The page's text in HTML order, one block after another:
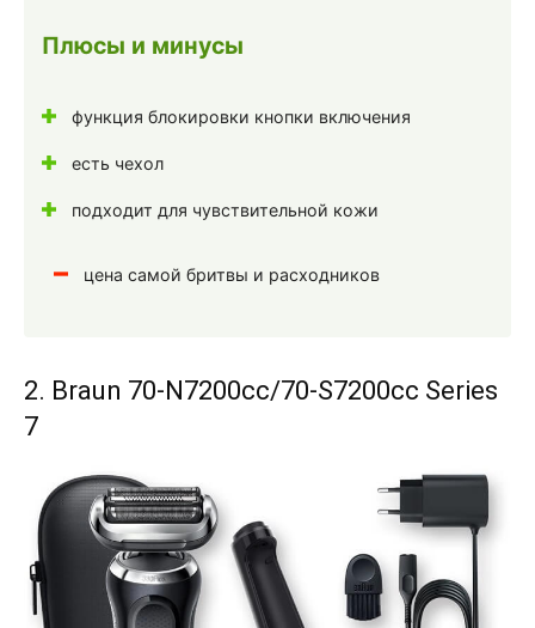
Плюсы и минусы
функция блокировки кнопки включения
есть чехол
подходит для чувствительной кожи
цена самой бритвы и расходников
2. Braun 70-N7200cc/70-S7200cc Series
7